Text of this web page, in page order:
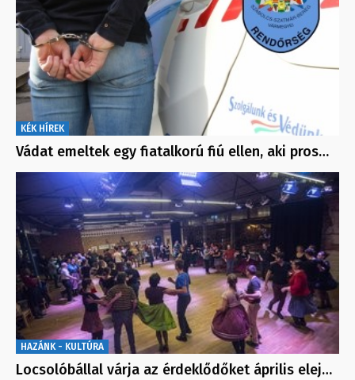
KÉK HÍREK
Vádat emeltek egy fiatalkorú fiú ellen, aki pros…
HAZÁNK - KULTÚRA
Locsolóbállal várja az érdeklődőket április elej…